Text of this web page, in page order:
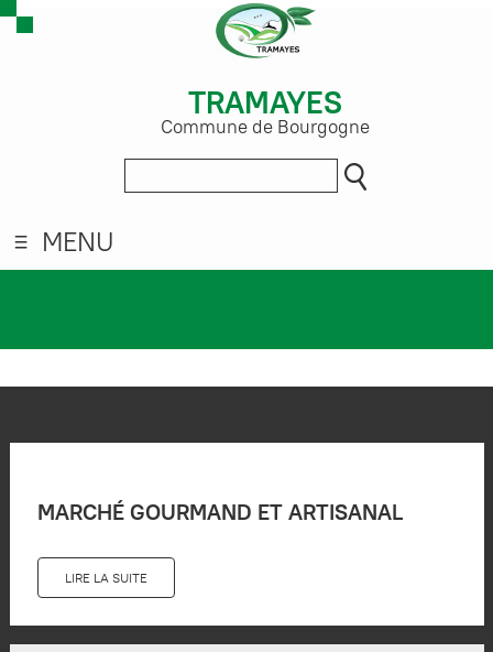
TRAMAYES
Commune de Bourgogne
MENU
MARCHÉ GOURMAND ET ARTISANAL
LIRE LA SUITE